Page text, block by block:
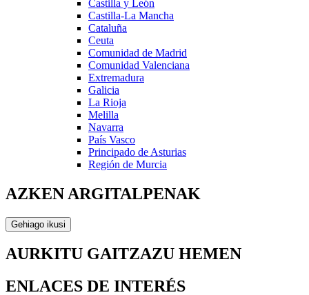
Castilla y León
Castilla-La Mancha
Cataluña
Ceuta
Comunidad de Madrid
Comunidad Valenciana
Extremadura
Galicia
La Rioja
Melilla
Navarra
País Vasco
Principado de Asturias
Región de Murcia
AZKEN ARGITALPENAK
Gehiago ikusi
AURKITU GAITZAZU HEMEN
ENLACES DE INTERÉS